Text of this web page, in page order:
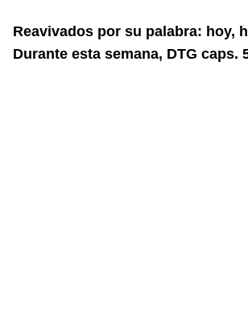
Reavivados por su palabra: hoy,
Durante esta semana, DTG caps.